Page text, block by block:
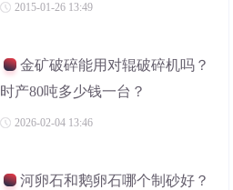
2015-01-26 13:49
金矿破碎能用对辊破碎机吗？
时产80吨多少钱一台？
2026-02-04 13:46
河卵石和鹅卵石哪个制砂好？